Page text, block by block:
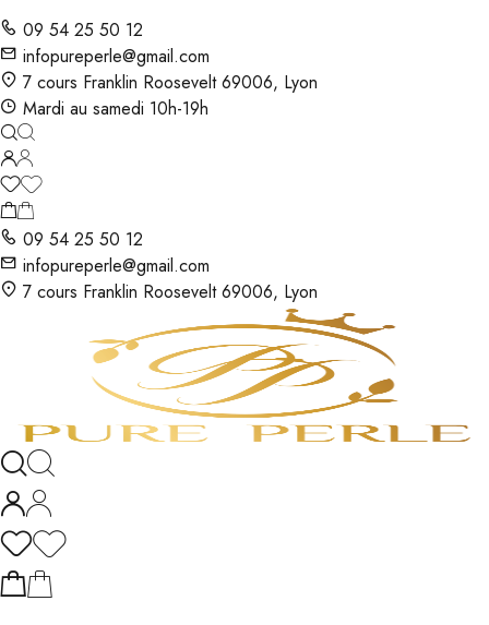
09 54 25 50 12
infopureperle@gmail.com
7 cours Franklin Roosevelt 69006, Lyon
Mardi au samedi 10h-19h
09 54 25 50 12
infopureperle@gmail.com
7 cours Franklin Roosevelt 69006, Lyon